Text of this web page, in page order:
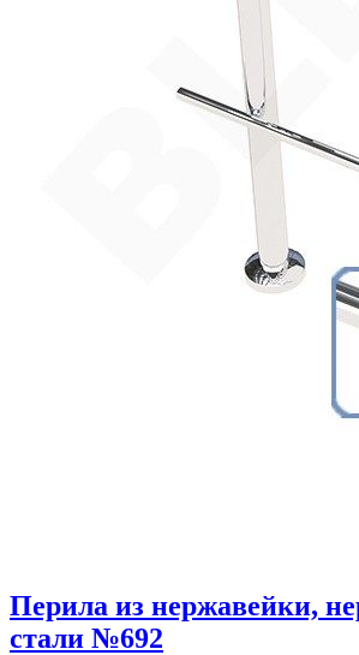
Перила из нержавейки,
стали №692